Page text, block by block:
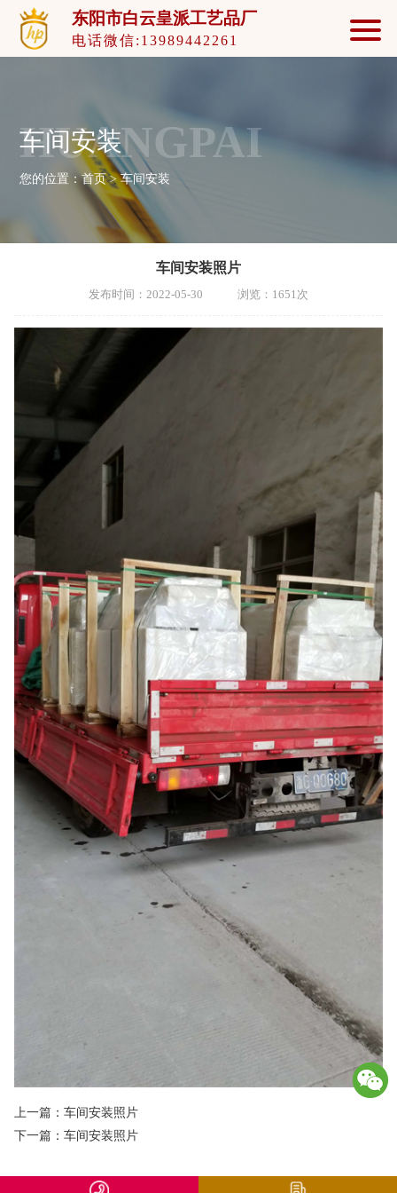
东阳市白云皇派工艺品厂
电话微信:13989442261
HUANGPAI
车间安装
您的位置：首页>车间安装
车间安装照片
发布时间：2022-05-30 浏览：1651次
上一篇： 车间安装照片
下一篇： 车间安装照片